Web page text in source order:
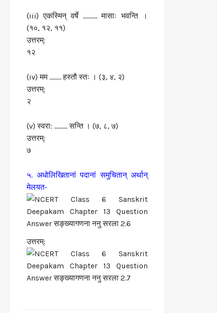
(iii) एकस्मिन् वर्षे ………. मासाः भवन्ति ।
(१०, १२, ११)
उत्तरम्:
१२
(iv) मम …….. हस्तौ स्तः । (३, ४, २)
उत्तरम्:
२
(v) स्वरा: ……… सन्ति । (७, ८, ७)
उत्तरम्:
७
५. अधोलिखितानां पदानां समुचितान् अर्थान्
मेलयत-
उत्तरम्: